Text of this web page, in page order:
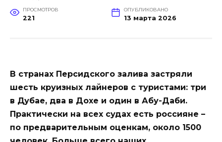
ПРОСМОТРОВ
221
ОПУБЛИКОВАНО
13 марта 2026
В странах Персидского залива застряли
шесть круизных лайнеров с туристами: три
в Дубае, два в Дохе и один в Абу-Даби.
Практически на всех судах есть россияне –
по предварительным оценкам, около 1500